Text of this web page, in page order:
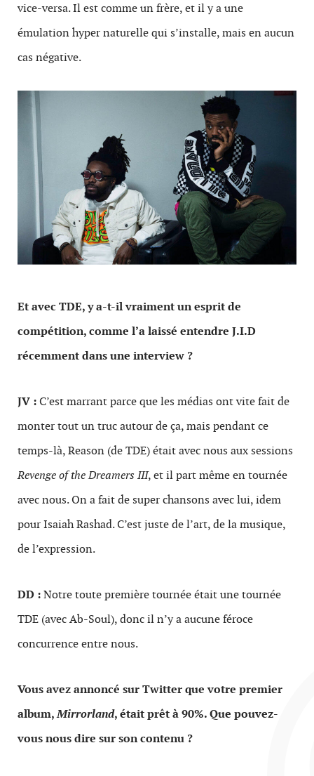
vice-versa. Il est comme un frère, et il y a une
émulation hyper naturelle qui s’installe, mais en aucun
cas négative.
Et avec TDE, y a-t-il vraiment un esprit de
compétition, comme l’a laissé entendre J.I.D
récemment dans une interview ?
JV :C’est marrant parce que les médias ont vite fait de
monter tout un truc autour de ça, mais pendant ce
temps-là, Reason (de TDE) était avec nous aux sessions
Revenge of the Dreamers III, et il part même en tournée
avec nous. On a fait de super chansons avec lui, idem
pour Isaiah Rashad. C’est juste de l’art, de la musique,
de l’expression.
DD :Notre toute première tournée était une tournée
TDE (avec Ab-Soul), donc il n’y a aucune féroce
concurrence entre nous.
Vous avez annoncé sur Twitter que votre premier
album,Mirrorland, était prêt à 90%. Que pouvez-
vous nous dire sur son contenu ?